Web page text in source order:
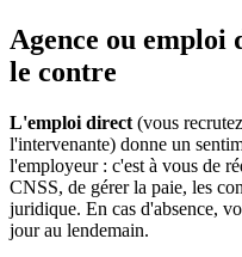
Agence ou emploi
le contre
L'emploi direct (vous
l'intervenante) donne un
l'employeur : c'est à vous de
CNSS, de gérer la paie, les
juridique. En cas d'absence,
jour au lendemain.